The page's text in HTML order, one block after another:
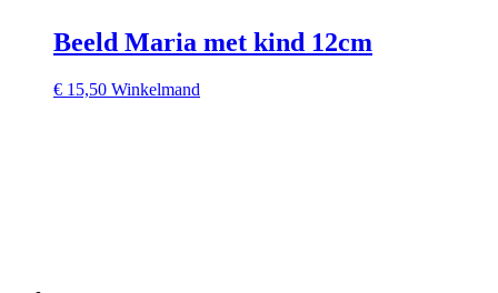
Beeld Maria met kind 12cm
€ 15,50 Winkelmand